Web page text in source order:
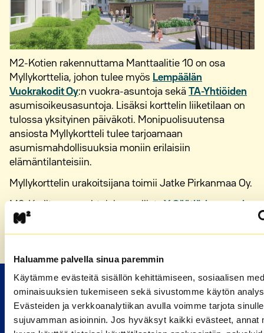
Haluamme palvella sinua paremmin
Käytämme evästeitä sisällön kehittämiseen, sosiaalisen
ominaisuuksien tukemiseen sekä sivustomme käytön
Evästeiden ja verkkoanalytiikan avulla voimme tarjota sinulle
sujuvamman asioinnin. Jos hyväksyt kaikki evästeet, annat
M2-Kotien rakennuttama Manttaalitie 10 on osa
Myllykorttelia, johon tulee myös Lempäälän
Vuokrakodit Oy:n vuokra-asuntoja sekä
TA-Yhtiöiden
asumisoikeusasuntoja. Lisäksi korttelin liiketilaan on
tulossa yksityinen päiväkoti. Monipuolisuutensa
ansiosta Myllykortteli tulee tarjoamaan
asumismahdollisuuksia moniin erilaisiin
elämäntilanteisiin.
Myllykorttelin urakoitsijana toimii Jatke Pirkanmaa Oy.
Valitse kaupunki